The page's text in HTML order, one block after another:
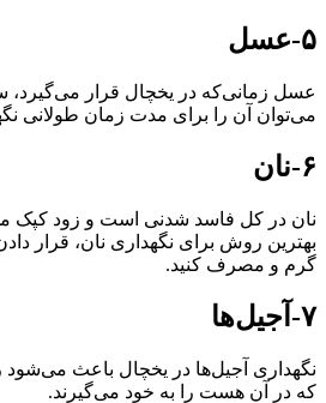
۵-عسل
عسل زمانی‌که در یخچال قرار می‌گیرد،
می‌توان آن را برای مدت زمان طولانی
۶-نان
نان در کل فاسد شدنی است و زود کپک
بهترین روش برای نگهداری نان، قرار
گرم و مصرف کنید.
۷-آجیل‌ها
نگهداری آجیل‌ها در یخچال باعث می‌شود
که در آن هست را به خود می‌گیرند.